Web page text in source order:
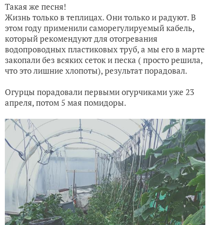
Такая же песня!
Жизнь только в теплицах. Они только и радуют. В
этом году применили саморегулируемый кабель,
который рекомендуют для отогревания
водопроводных пластиковых труб, а мы его в марте
закопали без всяких сеток и песка ( просто решила,
что это лишние хлопоты), результат порадовал.
Огурцы порадовали первыми огурчиками уже 23
апреля, потом 5 мая помидоры.